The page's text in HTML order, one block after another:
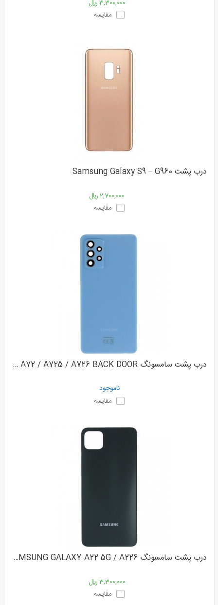
3,300,000 ﷼
مقایسه
درب پشت Samsung Galaxy S9 – G960
2,700,000 ﷼
مقایسه
درب پشت سامسونگ SAMSUNG GALAXY A72 / A725 / A726 BACK DOOR
ناموجود
مقایسه
درب پشت سامسونگ SAMSUNG GALAXY A22 5G / A226
3,300,000 ﷼
مقایسه